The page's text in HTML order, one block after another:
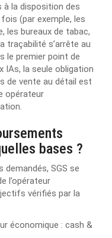
à la disposition des
(par exemple, les
les bureaux de tabac,
traçabilité s’arrête au
le premier point de
IAs, la seule obligation
de vente au détail est
opérateur
bases ?
SGS se
l’opérateur
vérifiés par la
économique : cash &